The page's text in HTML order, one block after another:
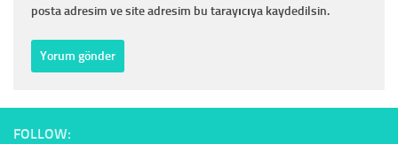
posta adresim ve site adresim bu tarayıcıya kaydedilsin.
FOLLOW: